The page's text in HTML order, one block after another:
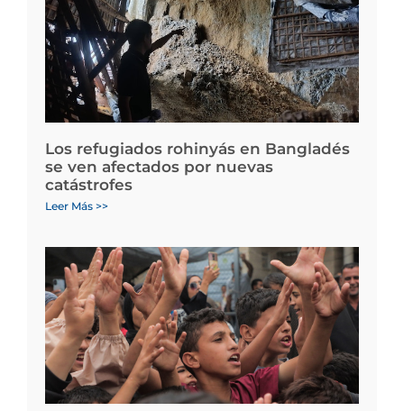
Los refugiados rohinyás en Bangladés
se ven afectados por nuevas
catástrofes
Leer Más >>